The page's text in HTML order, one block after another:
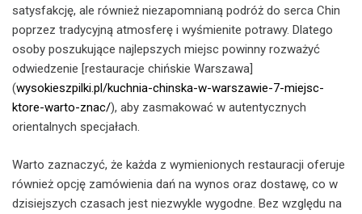
satysfakcję, ale również niezapomnianą podróż do serca Chin
poprzez tradycyjną atmosferę i wyśmienite potrawy. Dlatego
osoby poszukujące najlepszych miejsc powinny rozważyć
odwiedzenie [restauracje chińskie Warszawa]
(wysokieszpilki.pl/kuchnia-chinska-w-warszawie-7-miejsc-
ktore-warto-znac/), aby zasmakować w autentycznych
orientalnych specjałach.
Warto zaznaczyć, że każda z wymienionych restauracji oferuje
również opcję zamówienia dań na wynos oraz dostawę, co w
dzisiejszych czasach jest niezwykle wygodne. Bez względu na